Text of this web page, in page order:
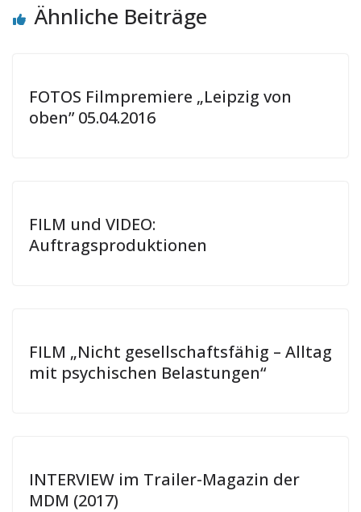
Ähnliche Beiträge
FOTOS Filmpremiere „Leipzig von
oben” 05.04.2016
FILM und VIDEO:
Auftragsproduktionen
FILM „Nicht gesellschaftsfähig – Alltag
mit psychischen Belastungen“
INTERVIEW im Trailer-Magazin der
MDM (2017)